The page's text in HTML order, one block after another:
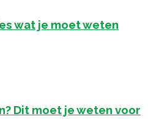
wat je moet weten
Dit moet je weten voor